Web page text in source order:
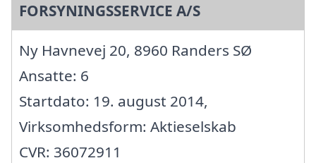
FORSYNINGSSERVICE A/S
Ny Havnevej 20, 8960 Randers SØ
Ansatte: 6
Startdato: 19. august 2014,
Virksomhedsform: Aktieselskab
CVR: 36072911